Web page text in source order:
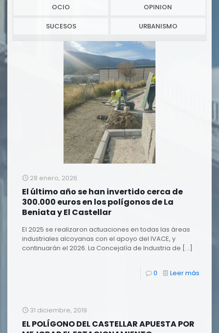
OCIO OPINION
SUCESOS URBANISMO
28 enero, 2026
El último año se han invertido cerca de
300.000 euros en los polígonos de La
Beniata y El Castellar
El 2025 se realizaron actuaciones en todas las áreas
industriales alcoyanas con el apoyo del IVACE, y
continuarán el 2026. La Concejalía de Industria de […]
0 Leer más
31 diciembre, 2019
EL POLÍGONO DEL CASTELLAR APUESTA POR